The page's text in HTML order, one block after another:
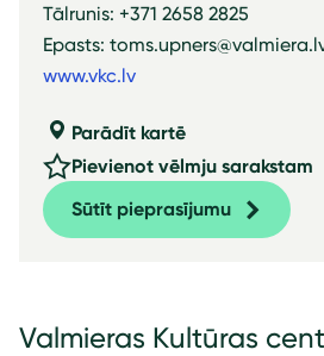
Tālrunis: +371 2658 2825
Epasts:
www.vkc.lv
Parādīt kartē
Pievienot vēlmju sarakstam
Sūtīt pieprasījumu
Valmieras Kultūras